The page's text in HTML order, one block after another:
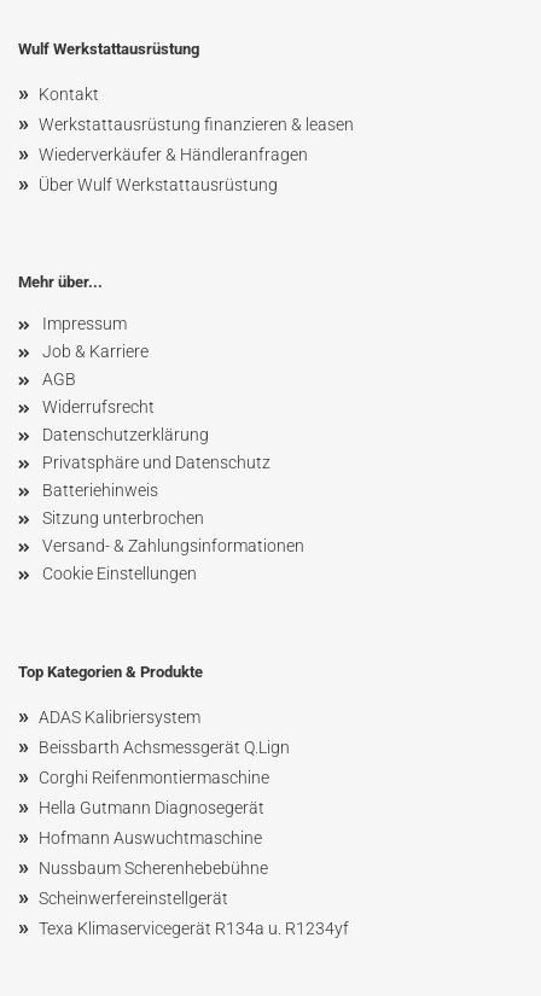
Wulf Werkstattausrüstung
» Kontakt
» Werkstattausrüstung finanzieren & leasen
» Wiederverkäufer & Händleranfragen
» Über Wulf Werkstattausrüstung
Mehr über...
Impressum
Job & Karriere
AGB
Widerrufsrecht
Datenschutzerklärung
Privatsphäre und Datenschutz
Batteriehinweis
Sitzung unterbrochen
Versand- & Zahlungsinformationen
Cookie Einstellungen
Top Kategorien & Produkte
» ADAS Kalibriersystem
» Beissbarth Achsmessgerät Q.Lign
» Corghi Reifenmontiermaschine
» Hella Gutmann Diagnosegerät
» Hofmann Auswuchtmaschine
» NussbaumScherenhebebühne
» Scheinwerfereinstellgerät
» Texa Klimaservicegerät R134a u. R1234yf